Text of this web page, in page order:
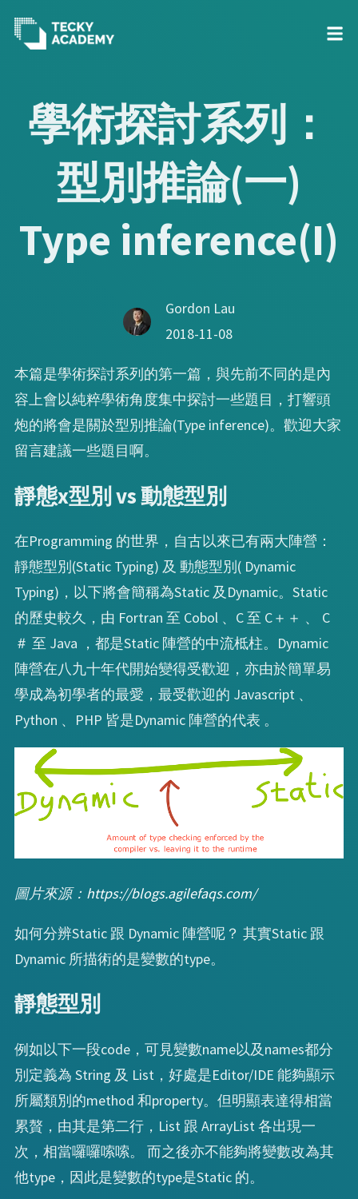
Content學術探討系列：
型別推論(一)
Type inference(I)
Gordon Lau
2018-11-08
本篇是學術探討系列的第一篇，與先前不同的是內
容上會以純粹學術角度集中探討一些題目，打響頭
炮的將會是關於型別推論(Type inference)。歡迎大家
留言建議一些題目啊。
靜態x型別 vs 動態型別
在Programming 的世界，自古以來已有兩大陣營：
靜態型別(Static Typing) 及 動態型別( Dynamic
Typing)，以下將會簡稱為Static 及Dynamic。Static
的歷史較久，由 Fortran 至 Cobol 、C 至 C＋＋ 、 C
＃ 至 Java ，都是Static 陣營的中流柢柱。Dynamic
陣營在八九十年代開始變得受歡迎，亦由於簡單易
學成為初學者的最愛，最受歡迎的 Javascript 、
Python 、PHP 皆是Dynamic 陣營的代表 。
圖片來源： https://blogs.agilefaqs.com/
如何分辨Static 跟 Dynamic 陣營呢？ 其實Static 跟
Dynamic 所描術的是變數的type。
靜態型別
例如以下一段code，可見變數name以及names都分
別定義為 String 及 List ，好處是Editor/IDE 能夠顯示
所屬類別的method 和property。但明顯表達得相當
累贅，由其是第二行，List 跟 ArrayList 各出現一
次，相當囉囉嗦嗦。 而之後亦不能夠將變數改為其
他type，因此是變數的type是Static 的。